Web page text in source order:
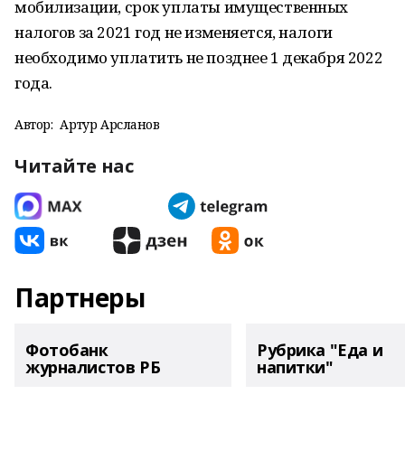
мобилизации, срок уплаты имущественных
налогов за 2021 год не изменяется, налоги
необходимо уплатить не позднее 1 декабря 2022
года.
Автор: Артур Арсланов
Читайте нас
Партнеры
Фотобанк
журналистов РБ
Рубрика "Еда и
напитки"